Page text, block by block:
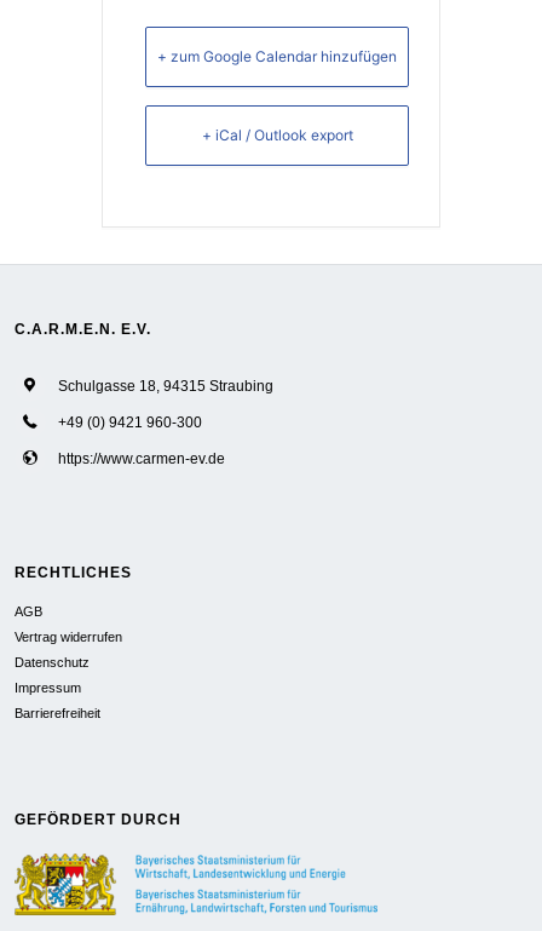
+ zum Google Calendar hinzufügen
+ iCal / Outlook export
C.A.R.M.E.N. E.V.
Schulgasse 18, 94315 Straubing
+49 (0) 9421 960-300
https://www.carmen-ev.de
RECHTLICHES
AGB
Vertrag widerrufen
Datenschutz
Impressum
Barrierefreiheit
GEFÖRDERT DURCH